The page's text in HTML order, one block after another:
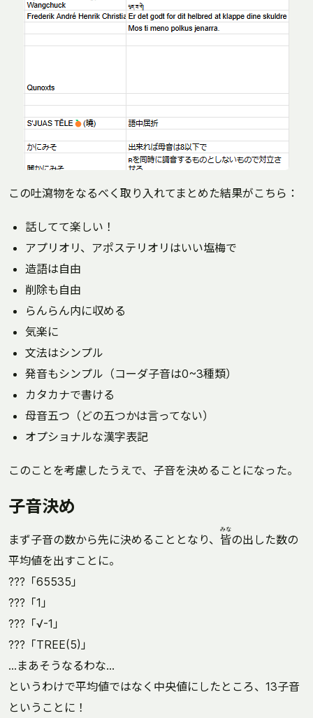
この吐瀉物をなるべく取り入れてまとめた結果がこちら：
話してて楽しい！
アプリオリ、アポステリオリはいい塩梅で
造語は自由
削除も自由
らんらん内に収める
気楽に
文法はシンプル
発音もシンプル（コーダ子音は0~3種類）
カタカナで書ける
母音五つ（どの五つかは言ってない）
オプショナルな漢字表記
このことを考慮したうえで、子音を決めることになった。
子音決め
まず子音の数から先に決めることとなり、 皆
みな
の出した数の
平均値を出すことに。
???「65535」
???「1」
???「√-1」
???「TREE(5)」
…まあそうなるわな…
というわけで平均値ではなく中央値にしたところ、13子音
ということに！